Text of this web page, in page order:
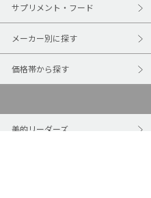
サプリメント・フード
メーカー別に探す
価格帯から探す
美的リーダーズ